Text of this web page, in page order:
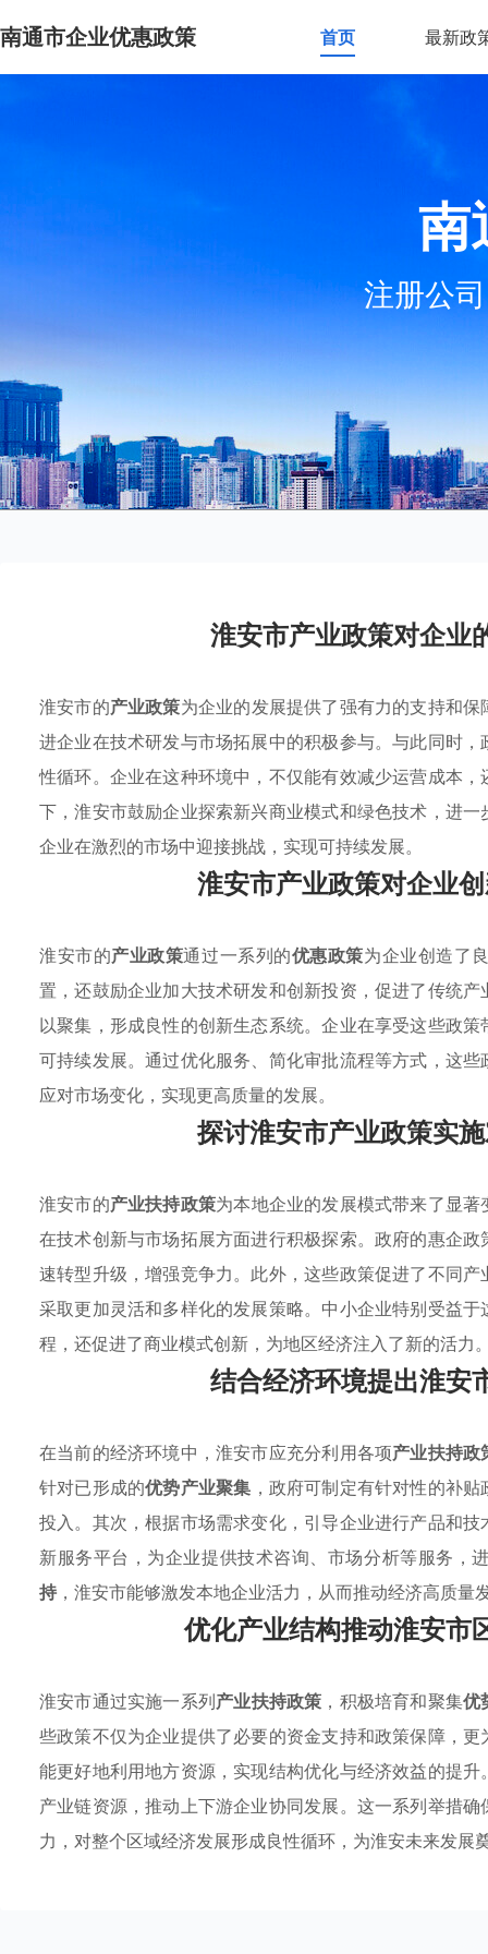
南通市企业优惠政策 首页 最新政
南
注册公
淮安市产业政策对企业
淮安市的产业政策为企业的发展提供了强有力的支持和
进企业在技术研发与市场拓展中的积极参与。与此同时，
性循环。企业在这种环境中，不仅能有效减少运营成本
下，淮安市鼓励企业探索新兴商业模式和绿色技术，进
企业在激烈的市场中迎接挑战，实现可持续发展。
淮安市产业政策对企业
淮安市的产业政策通过一系列的优惠政策为企业创造了
置，还鼓励企业加大技术研发和创新投资，促进了传统
以聚集，形成良性的创新生态系统。企业在享受这些政
可持续发展。通过优化服务、简化审批流程等方式，这
应对市场变化，实现更高质量的发展。
探讨淮安市产业政策实
淮安市的产业扶持政策为本地企业的发展模式带来了显
在技术创新与市场拓展方面进行积极探索。政府的惠企
速转型升级，增强竞争力。此外，这些政策促进了不同
采取更加灵活和多样化的发展策略。中小企业特别受益
程，还促进了商业模式创新，为地区经济注入了新的活力
结合经济环境提出淮安
在当前的经济环境中，淮安市应充分利用各项产业扶持政
针对已形成的优势产业聚集 ，政府可制定有针对性的补
投入。其次，根据市场需求变化，引导企业进行产品和
新服务平台，为企业提供技术咨询、市场分析等服务，
持 ，淮安市能够激发本地企业活力，从而推动经济高质量
优化产业结构推动淮安市
淮安市通过实施一系列产业扶持政策 ，积极培育和聚集优
些政策不仅为企业提供了必要的资金支持和政策保障，
能更好地利用地方资源，实现结构优化与经济效益的提
产业链资源，推动上下游企业协同发展。这一系列举措
力，对整个区域经济发展形成良性循环，为淮安未来发展